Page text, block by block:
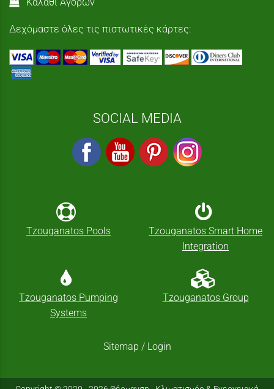
Δεχόμαστε όλες τις πιστωτικές κάρτες:
SOCIAL MEDIA
Tzouganatos Pools
Tzouganatos Smart Home
Integration
Tzouganatos Pumping
Systems
Tzouganatos Group
Sitemap / Login